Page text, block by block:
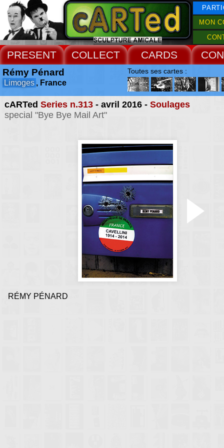
MON
PRESENT COLLECT CARDS
cARTed Series n.313- avril 2016 - Soulages
special "Bye Bye Mail Art"
RÉMY PÉNARD
Rémy Pénard
Limoges , France
Toutes ses cartes :